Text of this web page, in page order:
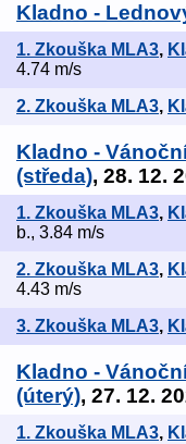
Kladno -
1. Zkouška MLA3,
4.74 m/s
2. Zkouška MLA3,
Kladno -
(středa), 28. 12.
1. Zkouška MLA3,
b., 3.84 m/s
2. Zkouška MLA3,
4.43 m/s
3. Zkouška MLA3,
Kladno -
(úterý), 27. 12.
1. Zkouška MLA3,